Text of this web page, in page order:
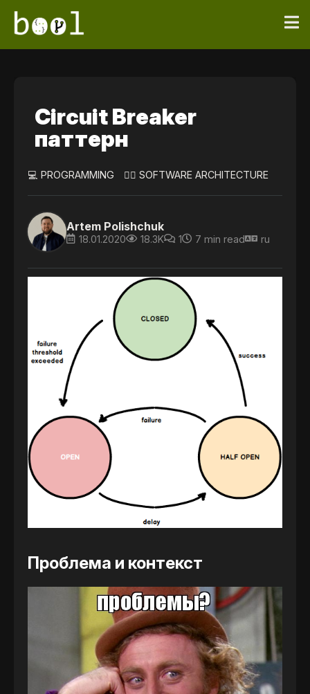
Circuit Breaker
паттерн
💻 PROGRAMMING 👷‍♀️ SOFTWARE ARCHITECTURE
Artem Polishchuk
18.01.2020 18.3K 1 7 min read ru
Проблема и контекст